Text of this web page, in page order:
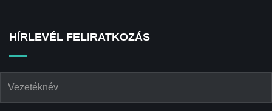
HÍRLEVÉL FELIRATKOZÁS